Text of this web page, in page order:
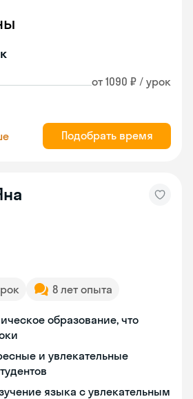
от 1090 ₽ / урок
Подобрать время
8 лет опыта
образование, что
и увлекательные
языка с увлекательным